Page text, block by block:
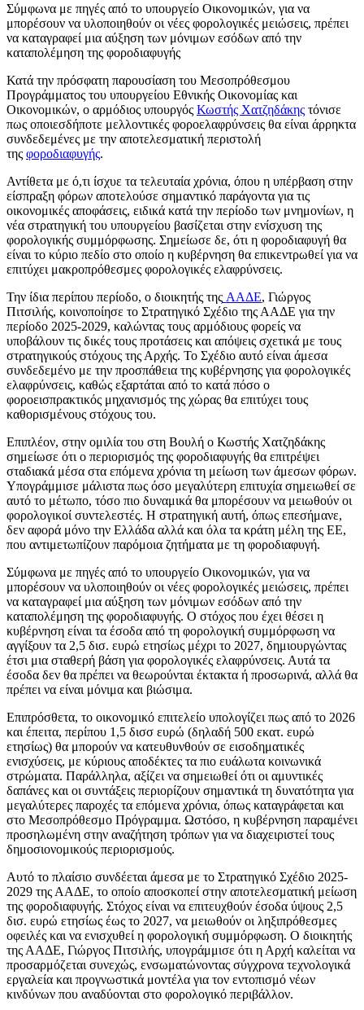
Σύμφωνα με πηγές από το υπουργείο Οικονομικών, για να
μπορέσουν να υλοποιηθούν οι νέες φορολογικές μειώσεις, πρέπει
να καταγραφεί μια αύξηση των μόνιμων εσόδων από την
καταπολέμηση της φοροδιαφυγής
Κατά την πρόσφατη παρουσίαση του Μεσοπρόθεσμου
Προγράμματος του υπουργείου Εθνικής Οικονομίας και
Οικονομικών, ο αρμόδιος υπουργός Κωστής Χατζηδάκης τόνισε
πως οποιεσδήποτε μελλοντικές φοροελαφρύνσεις θα είναι άρρηκτα
συνδεδεμένες με την αποτελεσματική περιστολή
της φοροδιαφυγής.
Αντίθετα με ό,τι ίσχυε τα τελευταία χρόνια, όπου η υπέρβαση στην
είσπραξη φόρων αποτελούσε σημαντικό παράγοντα για τις
οικονομικές αποφάσεις, ειδικά κατά την περίοδο των μνημονίων, η
νέα στρατηγική του υπουργείου βασίζεται στην ενίσχυση της
φορολογικής συμμόρφωσης. Σημείωσε δε, ότι η φοροδιαφυγή θα
είναι το κύριο πεδίο στο οποίο η κυβέρνηση θα επικεντρωθεί για να
επιτύχει μακροπρόθεσμες φορολογικές ελαφρύνσεις.
Την ίδια περίπου περίοδο, ο διοικητής της ΑΑΔΕ, Γιώργος
Πιτσιλής, κοινοποίησε το Στρατηγικό Σχέδιο της ΑΑΔΕ για την
περίοδο 2025-2029, καλώντας τους αρμόδιους φορείς να
υποβάλουν τις δικές τους προτάσεις και απόψεις σχετικά με τους
στρατηγικούς στόχους της Αρχής. Το Σχέδιο αυτό είναι άμεσα
συνδεδεμένο με την προσπάθεια της κυβέρνησης για φορολογικές
ελαφρύνσεις, καθώς εξαρτάται από το κατά πόσο ο
φοροεισπρακτικός μηχανισμός της χώρας θα επιτύχει τους
καθορισμένους στόχους του.
Επιπλέον, στην ομιλία του στη Βουλή ο Κωστής Χατζηδάκης
σημείωσε ότι ο περιορισμός της φοροδιαφυγής θα επιτρέψει
σταδιακά μέσα στα επόμενα χρόνια τη μείωση των άμεσων φόρων.
Υπογράμμισε μάλιστα πως όσο μεγαλύτερη επιτυχία σημειωθεί σε
αυτό το μέτωπο, τόσο πιο δυναμικά θα μπορέσουν να μειωθούν οι
φορολογικοί συντελεστές. Η στρατηγική αυτή, όπως επεσήμανε,
δεν αφορά μόνο την Ελλάδα αλλά και όλα τα κράτη μέλη της ΕΕ,
που αντιμετωπίζουν παρόμοια ζητήματα με τη φοροδιαφυγή.
Σύμφωνα με πηγές από το υπουργείο Οικονομικών, για να
μπορέσουν να υλοποιηθούν οι νέες φορολογικές μειώσεις, πρέπει
να καταγραφεί μια αύξηση των μόνιμων εσόδων από την
καταπολέμηση της φοροδιαφυγής. Ο στόχος που έχει θέσει η
κυβέρνηση είναι τα έσοδα από τη φορολογική συμμόρφωση να
αγγίξουν τα 2,5 δισ. ευρώ ετησίως μέχρι το 2027, δημιουργώντας
έτσι μια σταθερή βάση για φορολογικές ελαφρύνσεις. Αυτά τα
έσοδα δεν θα πρέπει να θεωρούνται έκτακτα ή προσωρινά, αλλά θα
πρέπει να είναι μόνιμα και βιώσιμα.
Επιπρόσθετα, το οικονομικό επιτελείο υπολογίζει πως από το 2026
και έπειτα, περίπου 1,5 δισσ ευρώ (δηλαδή 500 εκατ. ευρώ
ετησίως) θα μπορούν να κατευθυνθούν σε εισοδηματικές
ενισχύσεις, με κύριους αποδέκτες τα πιο ευάλωτα κοινωνικά
στρώματα. Παράλληλα, αξίζει να σημειωθεί ότι οι αμυντικές
δαπάνες και οι συντάξεις περιορίζουν σημαντικά τη δυνατότητα για
μεγαλύτερες παροχές τα επόμενα χρόνια, όπως καταγράφεται και
στο Μεσοπρόθεσμο Πρόγραμμα. Ωστόσο, η κυβέρνηση παραμένει
προσηλωμένη στην αναζήτηση τρόπων για να διαχειριστεί τους
δημοσιονομικούς περιορισμούς.
Αυτό το πλαίσιο συνδέεται άμεσα με το Στρατηγικό Σχέδιο 2025-
2029 της ΑΑΔΕ, το οποίο αποσκοπεί στην αποτελεσματική μείωση
της φοροδιαφυγής. Στόχος είναι να επιτευχθούν έσοδα ύψους 2,5
δισ. ευρώ ετησίως έως το 2027, να μειωθούν οι ληξιπρόθεσμες
οφειλές και να ενισχυθεί η φορολογική συμμόρφωση. Ο διοικητής
της ΑΑΔΕ, Γιώργος Πιτσιλής, υπογράμμισε ότι η Αρχή καλείται να
προσαρμόζεται συνεχώς, ενσωματώνοντας σύγχρονα τεχνολογικά
εργαλεία και προγνωστικά μοντέλα για τον εντοπισμό νέων
κινδύνων που αναδύονται στο φορολογικό περιβάλλον.